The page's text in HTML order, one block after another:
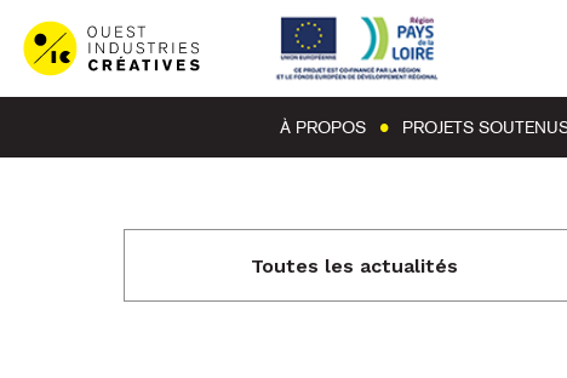
À PROPOS PROJETS
Toutes les actualités